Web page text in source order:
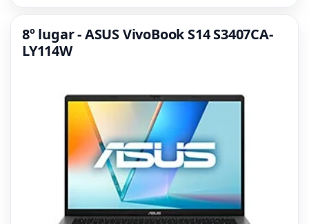
8º lugar - ASUS VivoBook S14 S3407CA-
LY114W